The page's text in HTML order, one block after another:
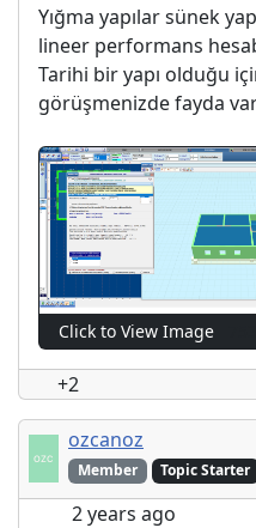
Yığma yapılar sünek
lineer performans
Tarihi bir yapı olduğu
görüşmenizde fayda
Click to View Image
+2
ozcanoz
Member Topic Starter
2 years ago